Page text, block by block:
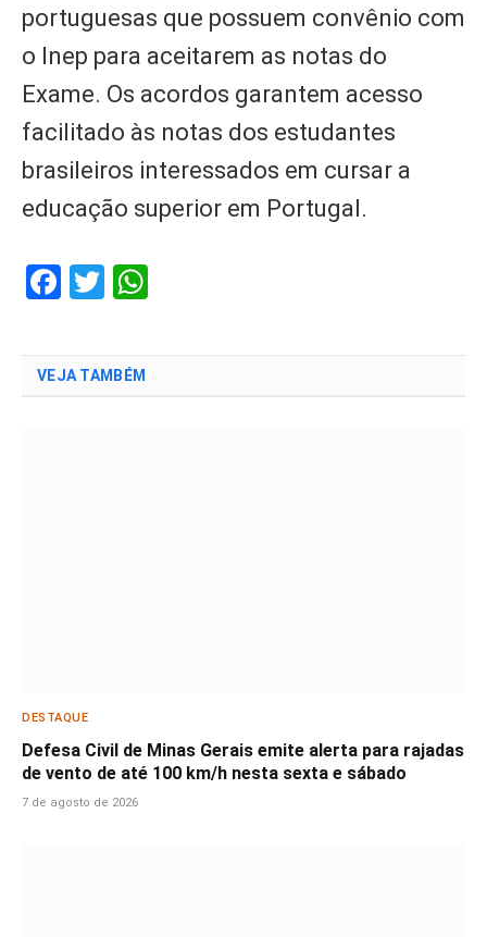
portuguesas que possuem convênio com
o Inep para aceitarem as notas do
Exame. Os acordos garantem acesso
facilitado às notas dos estudantes
brasileiros interessados em cursar a
educação superior em Portugal.
Facebook
Twitter
VEJA TAMBÉM
DESTAQUE
Defesa Civil de Minas Gerais emite alerta para rajadas
de vento de até 100 km/h nesta sexta e sábado
7 de agosto de 2026